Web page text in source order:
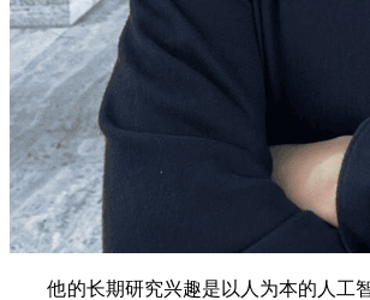
他的长期研究兴趣是以人为本的人工